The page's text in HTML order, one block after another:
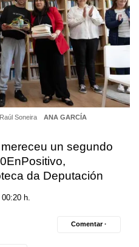
Soneira ANA GARCÍA
un segundo
da Deputación
h.
Comentar ·